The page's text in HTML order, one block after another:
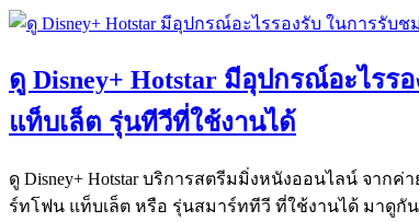
ดู Disney+ Hotstar มีอุปกรณ์อะไรร
แท็บเล็ต รุ่นทีวีที่ใช้งานได้
ดู Disney+ Hotstar บริการสตรีมมิ่งหนังออนไลน์ จาก
ร์ทโฟน แท็บเล็ต หรือ รุ่นสมาร์ททีวี ที่ใช้งานได้ มาดูกัน